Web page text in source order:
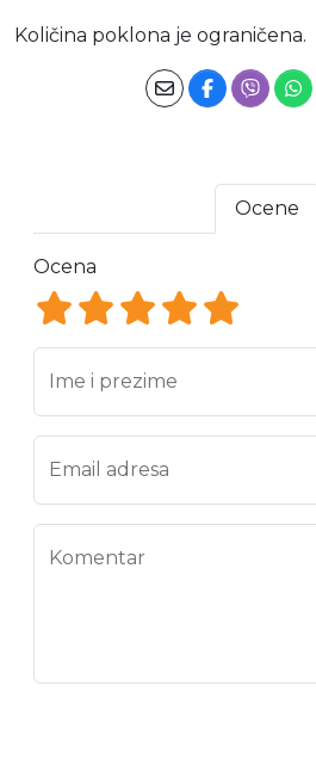
Količina poklona je ograničena.
Ocene
Ocena
Ocena 5
Ocena 4
Ocena 3
Ocena 2
Ocena 1
Ime i prezime
Email adresa
Komentar